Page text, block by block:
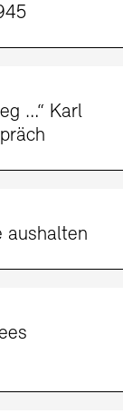
…“ Karl
aushalten